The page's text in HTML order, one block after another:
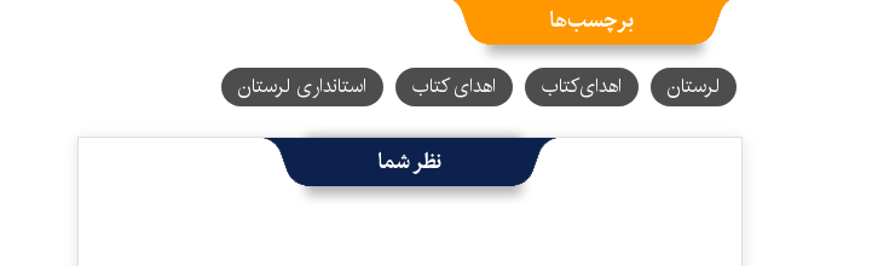
برچسب‌ها
لرستان اهدای‌کتاب اهدای کتاب استانداری لرستان
نظر شما